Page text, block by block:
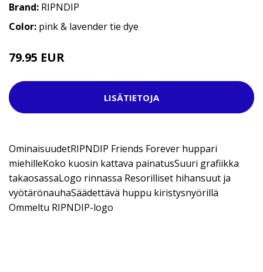
Brand: RIPNDIP
Color: pink & lavender tie dye
79.95 EUR
LISÄTIETOJA
OminaisuudetRIPNDIP Friends Forever huppari
miehilleKoko kuosin kattava painatusSuuri grafiikka
takaosassaLogo rinnassa Resorilliset hihansuut ja
vyötärönauhaSäädettävä huppu kiristysnyörillä
Ommeltu RIPNDIP-logo